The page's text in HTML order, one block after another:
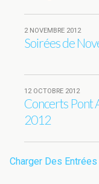
2 NOVEMBRE 2012
Soirées de
12 OCTOBRE 2012
Concerts Pont
2012
Charger Des